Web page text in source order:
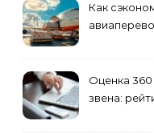
Как
Оценка 360
звена: